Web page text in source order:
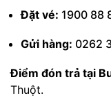
Đặt vé: 1900 88
Gửi hàng: 0262
Điểm đón trả tại
Thuột.